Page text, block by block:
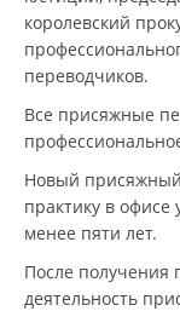
королевский
переводчиков.
Все присяжные
Новый
практику в офисе
менее пяти лет.
После получения
деятельность